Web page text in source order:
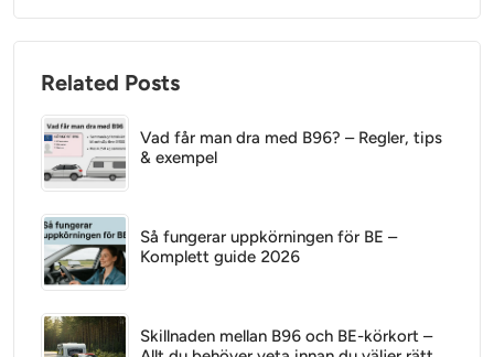
Related Posts
Vad får man dra med B96? – Regler, tips
& exempel
Så fungerar uppkörningen för BE –
Komplett guide 2026
Skillnaden mellan B96 och BE-körkort –